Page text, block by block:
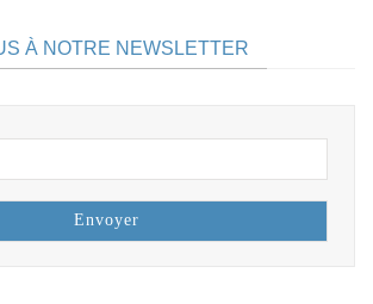
À NOTRE NEWSLETTER